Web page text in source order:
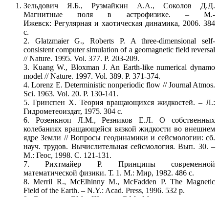
Зельдович Я.Б., Рузмайкин А.А., Соколов Д.Д.
Магнитные поля в астрофизике. – М.-
Ижевск: Регулярная и хаотическая динамика, 2006. 384
с.
2. Glatzmaier G., Roberts P. A three-dimensional self-
consistent computer simulation of a geomagnetic field reversal
// Nature. 1995. Vol. 377. P. 203-209.
3. Kuang W., Bloxman J. An Earth-like numerical dynamo
model // Nature. 1997. Vol. 389. P. 371-374.
4. Lorenz E. Deterministic nonperiodic flow // Journal Atmos.
Sci. 1963. Vol. 20. P. 130-141.
5. Гринспен Х. Теория вращающихся жидкостей. – Л.:
Гидрометеоиздат, 1975. 304 с.
6. Розенкноп Л.М., Резников Е.Л. О собственных
колебаниях вращающейся вязкой жидкости во внешнем
ядре Земли // Вопросы геодинамики и сейсмологии: сб.
науч. трудов. Вычислительная сейсмология. Вып. 30. –
М.: Геос, 1998. С. 121-131.
7. Рихтмайер Р. Принципы современной
математической физики. Т. 1. М.: Мир, 1982. 486 с.
8. Merril R., McElhinny M., McFadden P. The Magnetic
Field of the Earth. – N.Y.: Acad. Press, 1996. 532 p.